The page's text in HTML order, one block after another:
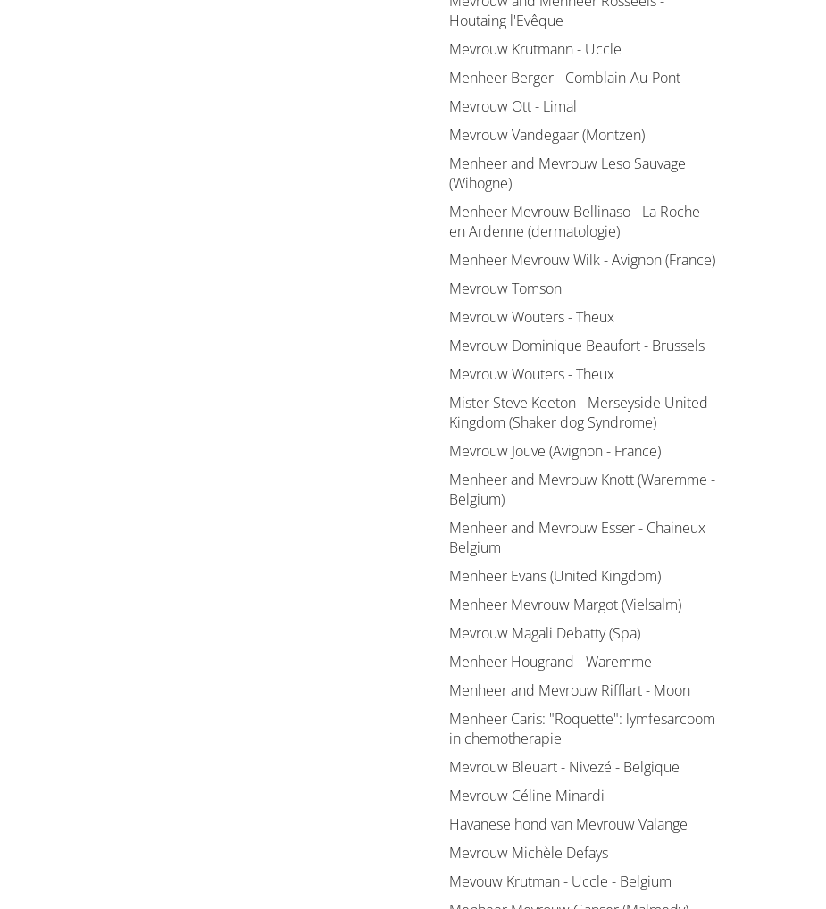
Houtaing l'Evêque
Mevrouw Krutmann - Uccle
Menheer Berger - Comblain-Au-Pont
Mevrouw Ott - Limal
Mevrouw Vandegaar (Montzen)
Menheer and Mevrouw Leso Sauvage
(Wihogne)
Menheer Mevrouw Bellinaso - La Roche
en Ardenne (dermatologie)
Menheer Mevrouw Wilk - Avignon (France)
Mevrouw Tomson
Mevrouw Wouters - Theux
Mevrouw Dominique Beaufort - Brussels
Mevrouw Wouters - Theux
Mister Steve Keeton - Merseyside United
Kingdom (Shaker dog Syndrome)
Mevrouw Jouve (Avignon - France)
Menheer and Mevrouw Knott (Waremme -
Belgium)
Menheer and Mevrouw Esser - Chaineux
Belgium
Menheer Evans (United Kingdom)
Menheer Mevrouw Margot (Vielsalm)
Mevrouw Magali Debatty (Spa)
Menheer Hougrand - Waremme
Menheer and Mevrouw Rifflart - Moon
Menheer Caris: "Roquette": lymfesarcoom
in chemotherapie
Mevrouw Bleuart - Nivezé - Belgique
Mevrouw Céline Minardi
Havanese hond van Mevrouw Valange
Mevrouw Michèle Defays
Mevouw Krutman - Uccle - Belgium